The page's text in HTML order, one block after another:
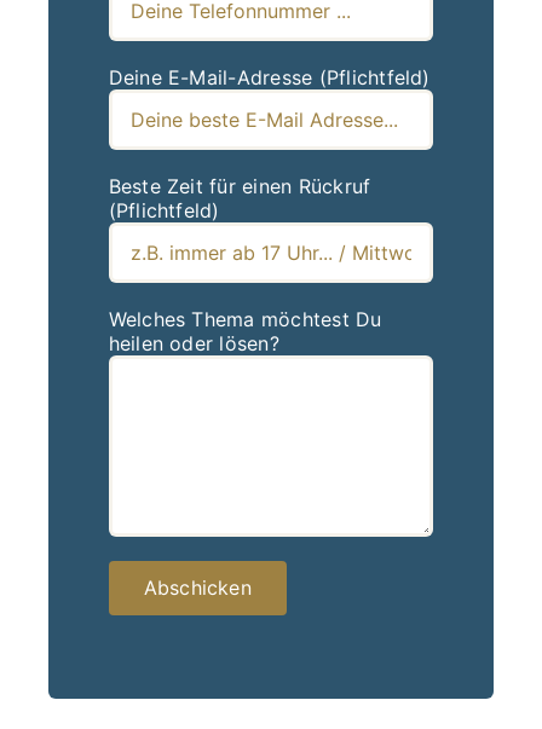
Deine E-Mail-Adresse (Pflichtfeld)
Beste Zeit für einen Rückruf
(Pflichtfeld)
Welches Thema möchtest Du
heilen oder lösen?